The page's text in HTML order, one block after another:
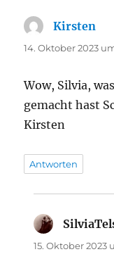
Kirsten
14. Oktober 2023
Wow, Silvia,
gemacht hast
Kirsten
Antworten
15. Oktober 2023